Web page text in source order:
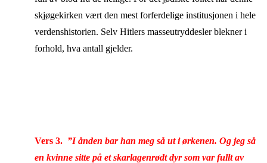
skjøgekirken vært den mest forferdelige institusjonen i hele
verdenshistorien. Selv Hitlers masseutryddesler blekner i
forhold, hva antall gjelder.
Vers 3. ”I ånden bar han meg så ut i ørkenen. Og jeg så
en kvinne sitte på et skarlagenrødt dyr som var fullt av